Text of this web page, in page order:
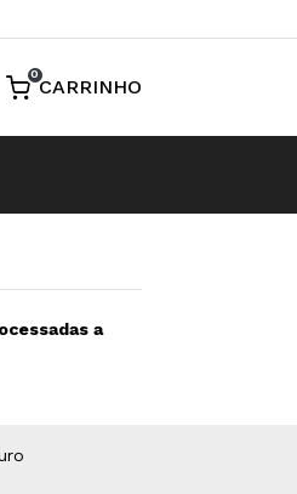
0
CARRINHO
a